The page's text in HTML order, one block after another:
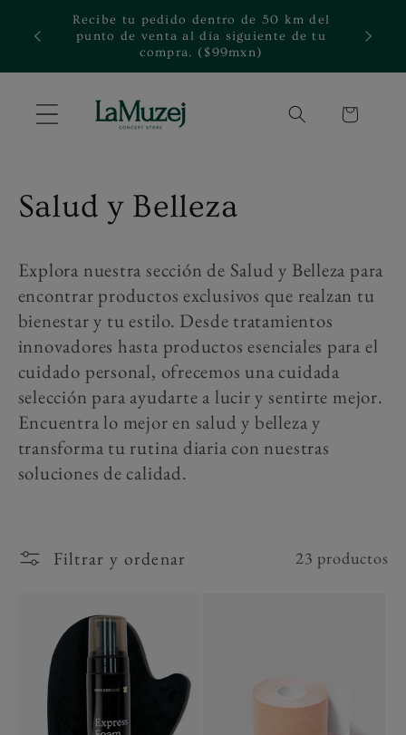
directamente
al contenido
Recibe tu pedido dentro de 50 km del
punto de venta al día siguiente de tu
compra. ($99mxn)
Carrito
C
l
e
c
c
i
Salud y Belleza
Explora nuestra sección de Salud y Belleza para
encontrar productos exclusivos que realzan tu
bienestar y tu estilo. Desde tratamientos
innovadores hasta productos esenciales para el
cuidado personal, ofrecemos una cuidada
selección para ayudarte a lucir y sentirte mejor.
Encuentra lo mejor en salud y belleza y
transforma tu rutina diaria con nuestras
soluciones de calidad.
Filtrar y ordenar 23 productos